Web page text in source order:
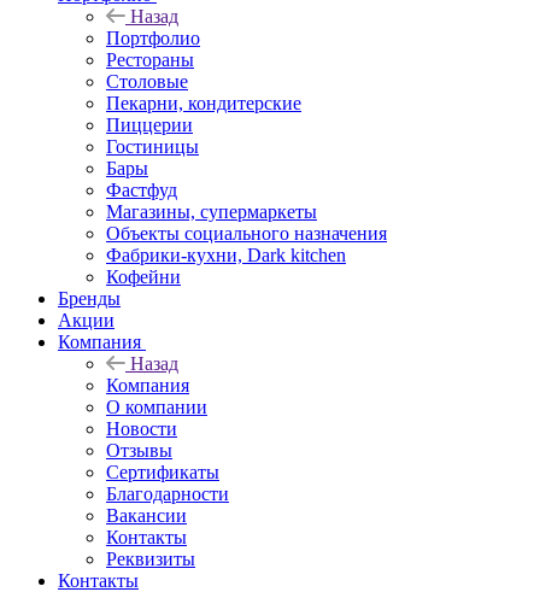
Назад
Портфолио
Рестораны
Столовые
Пекарни, кондитерские
Пиццерии
Гостиницы
Бары
Фастфуд
Магазины, супермаркеты
Объекты социального назначения
Фабрики-кухни, Dark kitchen
Кофейни
Бренды
Акции
Компания
Назад
Компания
О компании
Новости
Отзывы
Сертификаты
Благодарности
Вакансии
Контакты
Реквизиты
Контакты